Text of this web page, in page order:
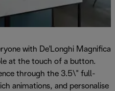
with De'Longhi Magnifica
at the touch of a button.
through the 3.5\" full-
animations, and personalise